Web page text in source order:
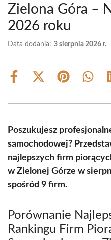
Zielona Góra –
2026 roku
Data dodania: 3 sierpnia 2026 r.
Share
Share
(Twitter)
Share Share
Poszukujesz
samochodowej?
najlepszych firm
w Zielonej Górze w
spośród 9 firm.
Porównanie
Rankingu Firm